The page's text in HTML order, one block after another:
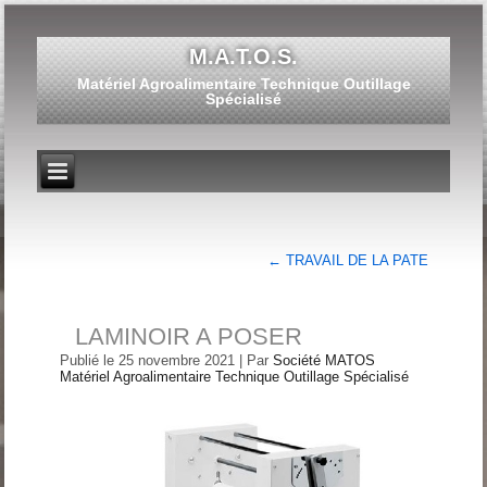
M.A.T.O.S.
Matériel Agroalimentaire Technique Outillage
Spécialisé
← TRAVAIL DE LA PATE
LAMINOIR A POSER
Publié le 25 novembre 2021 Par Société MATOS
Matériel Agroalimentaire Technique Outillage Spécialisé